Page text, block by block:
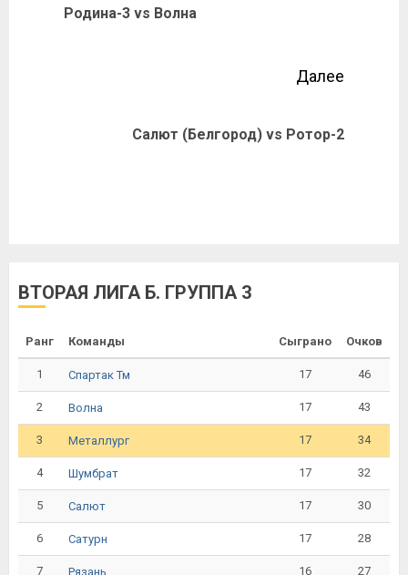
Родина-3 vs Волна
Далее
Салют (Белгород) vs Ротор-2
ВТОРАЯ ЛИГА Б. ГРУППА 3
Ранг Команды Сыграно Очков
1 Спартак Тм 17 46
2 Волна 17 43
3 Металлург 17 34
4 Шумбрат 17 32
5 Салют 17 30
6 Сатурн 17 28
7 Рязань 16 27